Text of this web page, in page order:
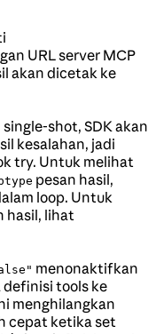
URL server MCP
akan dicetak ke
single-shot, SDK akan
kesalahan, jadi
try. Untuk melihat
pesan hasil,
loop. Untuk
hasil, lihat
menonaktifkan
definisi tools ke
menghilangkan
cepat ketika set